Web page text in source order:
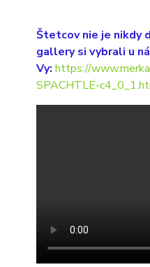
Štetcov nie je nikdy
gallery si vybrali u
Vy: https://
SPACHTLE-